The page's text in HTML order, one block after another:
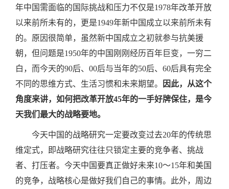
年中国需面临的国际挑战和压力不仅是1978年改革开放
以来前所未有的，更是1949年新中国成立以来前所未有
的。原因很简单，虽然新中国成立之初就参与抗美援
朝，但问题是1950年的中国刚刚经历百年巨变，一穷二
白，而今天的90后、00后与当年的50后、60后具有完全
不同的思维方式、生活习惯和未来期望。
因此，从这个
角度来讲，如何把改革开放45年的一手好牌保住，是今
天我们最大的战略要地。
今天中国的战略研究一定要改变过去20年的传统思
维定式，即战略研究往往只锁定主要的竞争者、挑战
者、打压者。今天中国要真正做好未来10～15年和美国
的竞争，战略核心是做好我们自己的事情。此外，周边